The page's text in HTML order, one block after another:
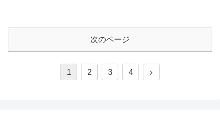
はないでしょうか。「何を買っ
たら喜んでくれるかな〜」「長
次のページ
1 2 3 4